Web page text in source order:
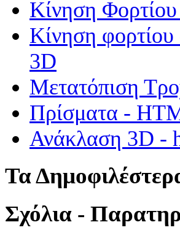
Κίνηση
Κίνηση
3D
Μετατόπιση
Πρίσματα -
Ανάκλαση 3D -
Τα
Σχόλια -